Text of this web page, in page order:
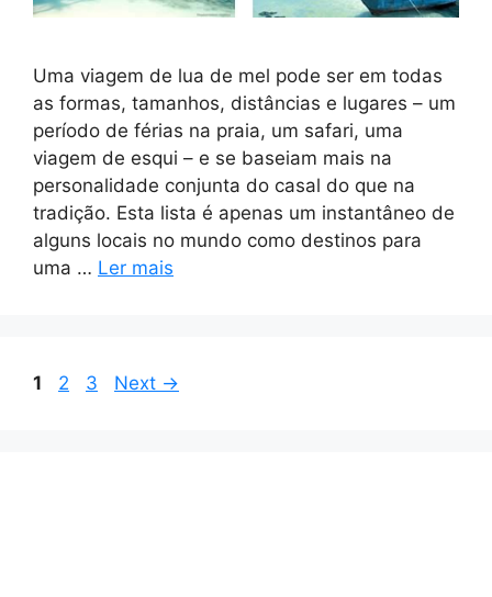
Uma viagem de lua de mel pode ser em todas
as formas, tamanhos, distâncias e lugares – um
período de férias na praia, um safari, uma
viagem de esqui – e se baseiam mais na
personalidade conjunta do casal do que na
tradição. Esta lista é apenas um instantâneo de
alguns locais no mundo como destinos para
uma … Ler mais
Page
1 Page
2 Page
3 Next →